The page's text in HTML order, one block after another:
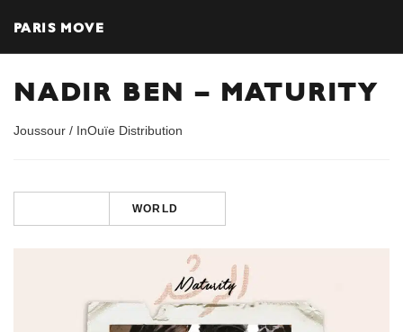
PARIS MOVE
NADIR BEN – MATURITY
Joussour / InOuïe Distribution
WORLD